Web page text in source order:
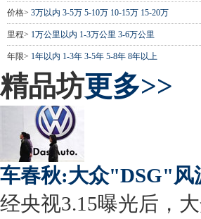
价格> 3万以内 3-5万 5-10万 10-15万 15-20万
里程> 1万公里以内 1-3万公里 3-6万公里
年限> 1年以内 1-3年 3-5年 5-8年 8年以上
精品坊更多>>
车春秋:大众"DSG"风
经央视3.15曝光后，